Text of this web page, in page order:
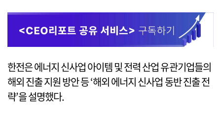
한전은 에너지 신사업 아이템 및 전력 산업 유관기업들의
해외 진출 지원 방안 등 ‘해외 에너지 신사업 동반 진출 전
략’을 설명했다.